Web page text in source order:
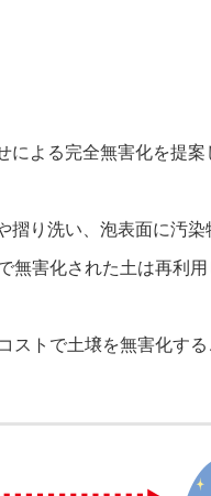
による完全無害化を提案
摺り洗い、泡表面に汚染
無害化された土は再利
ストで土壌を無害化する